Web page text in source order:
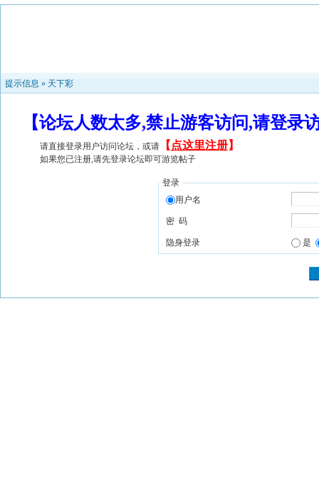
提示信息 » 天下彩
【论坛人数太多,禁止游客访问,请登
请直接登录用户访问论坛，或请 【 点这里注册】
如果您已注册,请先登录论坛即可游览帖子
登录
用户名
密 码
隐身登录 是